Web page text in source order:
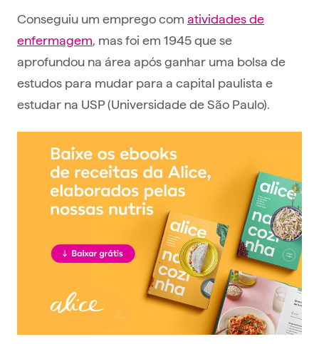
Conseguiu um emprego com atividades de
enfermagem, mas foi em 1945 que se
aprofundou na área após ganhar uma bolsa de
estudos para mudar para a capital paulista e
estudar na USP (Universidade de São Paulo).